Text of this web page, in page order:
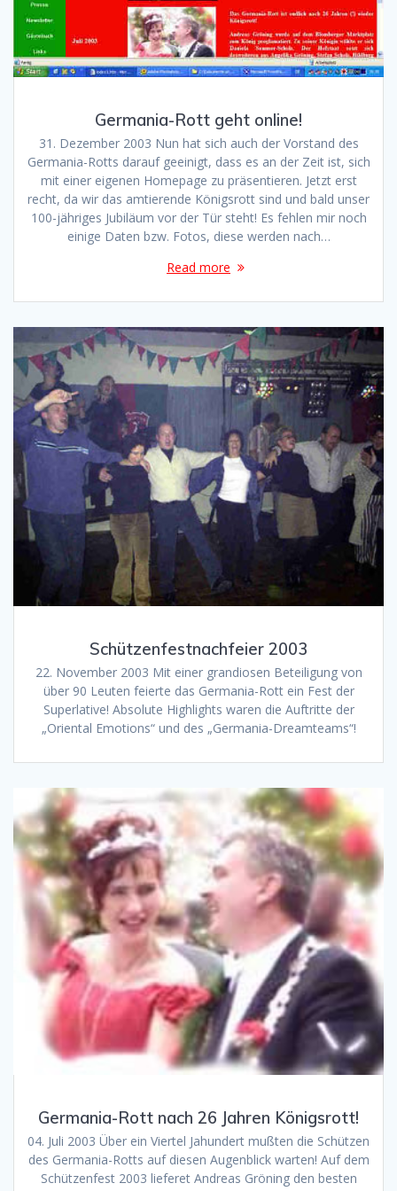
Germania-Rott geht online!
31. Dezember 2003 Nun hat sich auch der Vorstand des
Germania-Rotts darauf geeinigt, dass es an der Zeit ist, sich
mit einer eigenen Homepage zu präsentieren. Jetzt erst
recht, da wir das amtierende Königsrott sind und bald unser
100-jähriges Jubiläum vor der Tür steht! Es fehlen mir noch
einige Daten bzw. Fotos, diese werden nach…
Read more
Schützenfestnachfeier 2003
22. November 2003 Mit einer grandiosen Beteiligung von
über 90 Leuten feierte das Germania-Rott ein Fest der
Superlative! Absolute Highlights waren die Auftritte der
„Oriental Emotions“ und des „Germania-Dreamteams“!
Germania-Rott nach 26 Jahren Königsrott!
04. Juli 2003 Über ein Viertel Jahundert mußten die Schützen
des Germania-Rotts auf diesen Augenblick warten! Auf dem
Schützenfest 2003 lieferet Andreas Gröning den besten